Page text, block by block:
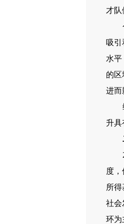
才队
吸
水
的
进而
升具
度
所
社会
环为